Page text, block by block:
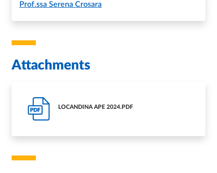
Prof.ssa Serena Crosara
Attachments
PDF
LOCANDINA APE 2024.PDF